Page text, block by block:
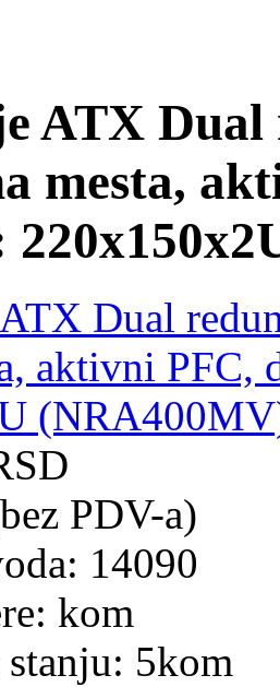
ATX Dual
mesta,
PDV-a)
14090
kom
5kom